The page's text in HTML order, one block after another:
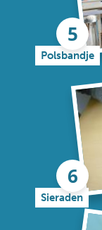
Polsbandje
Sieraden